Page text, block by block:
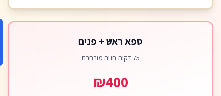
ספא ראש + פנים
75 דקות חוויה מורחבת
₪400